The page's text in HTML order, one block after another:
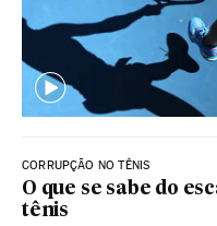
CORRUPÇÃO NO TÊNIS
O que se sabe do
tênis